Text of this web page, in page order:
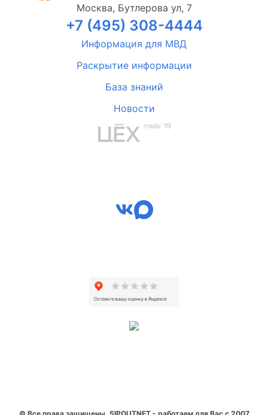
Москва, Бутлерова ул, 7
+7 (495) 308-4444
Информация для МВД
Раскрытие информации
База знаний
Новости